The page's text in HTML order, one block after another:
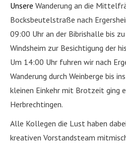
Unsere Wanderung an die
Bocksbeutelstraße nach
09:00 Uhr an der Bibrishalle bis
Windsheim zur Besichtigung der
Um 14:00 Uhr fuhren wir nach
Wanderung durch Weinberge bis
kleinen Einkehr mit Brotzeit ging
Herbrechtingen.
Alle Kollegen die Lust haben
kreativen Vorstandsteam